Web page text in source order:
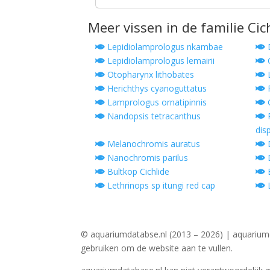
Meer vissen in de familie
Lepidiolamprologus nkambae
Lepidiolamprologus lemairii
Otopharynx lithobates
Herichthys cyanoguttatus
Lamprologus ornatipinnis
Nandopsis tetracanthus
Melanochromis auratus
Nanochromis parilus
Bultkop Cichlide
Lethrinops sp itungi red cap
© aquariumdatabse.nl (2013 – 2026) |
gebruiken om de website aan te vullen.